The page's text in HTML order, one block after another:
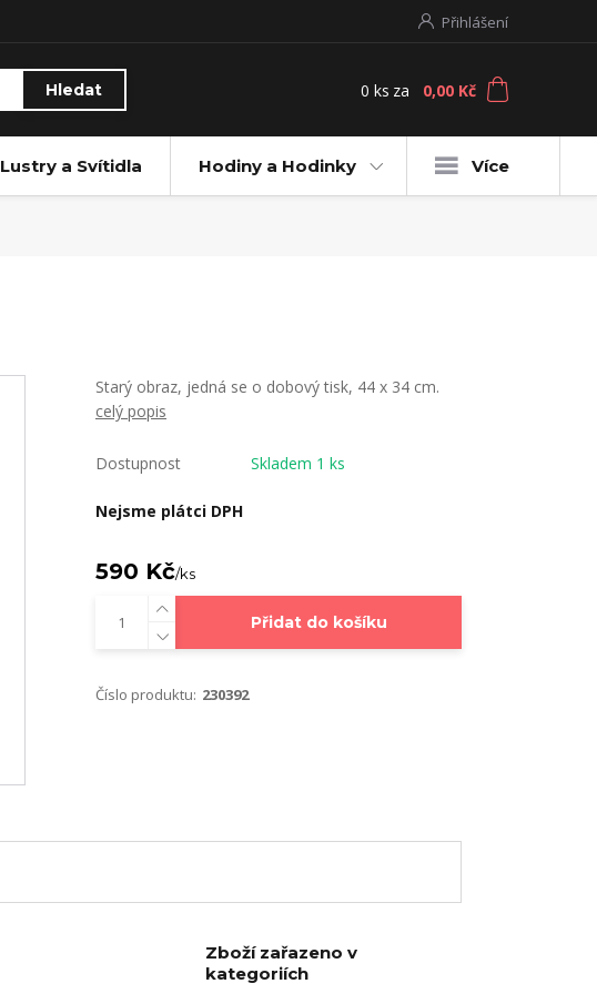
Přihlášení
Hledat 0 ks za 0,00 Kč
Lustry a Svítidla Hodiny a Hodinky Více
Starý obraz, jedná se o dobový tisk, 44 x 34 cm.
celý popis
Dostupnost Skladem 1 ks
Nejsme plátci DPH
590 Kč/ks
Přidat do košíku
Číslo produktu: 230392
Zboží zařazeno v
kategoriích